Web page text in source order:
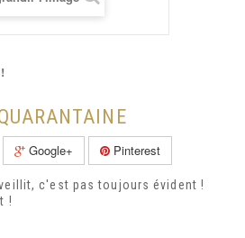
Google+ Pinterest
c'est pas toujours évident !
!